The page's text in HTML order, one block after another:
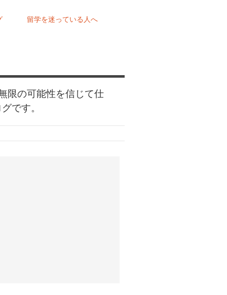
留学を迷っている人へ
限の可能性を信じて仕
です。